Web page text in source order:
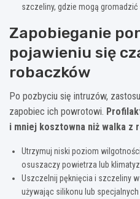
szczeliny, gdzie mogą
Zapobieganie
pojawieniu się
robaczków
Po pozbyciu się intruzów,
zapobiec ich powrotowi.
i mniej kosztowna niż walka z
Utrzymuj niski poziom
osuszaczy powietrza lub
Uszczelnij pęknięcia i szczeliny
używając silikonu lub